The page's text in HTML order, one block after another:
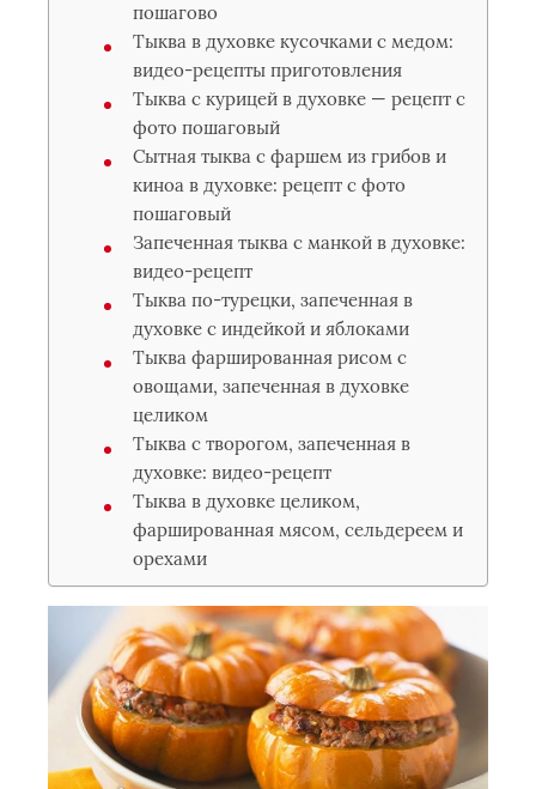
пошагово
Тыква в духовке кусочками с медом:
видео-рецепты приготовления
Тыква с курицей в духовке — рецепт с
фото пошаговый
Сытная тыква с фаршем из грибов и
киноа в духовке: рецепт с фото
пошаговый
Запеченная тыква с манкой в духовке:
видео-рецепт
Тыква по-турецки, запеченная в
духовке с индейкой и яблоками
Тыква фаршированная рисом с
овощами, запеченная в духовке
целиком
Тыква с творогом, запеченная в
духовке: видео-рецепт
Тыква в духовке целиком,
фаршированная мясом, сельдереем и
орехами